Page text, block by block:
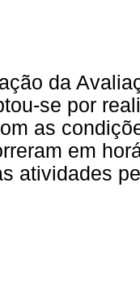
da
se por
as
em
atividades